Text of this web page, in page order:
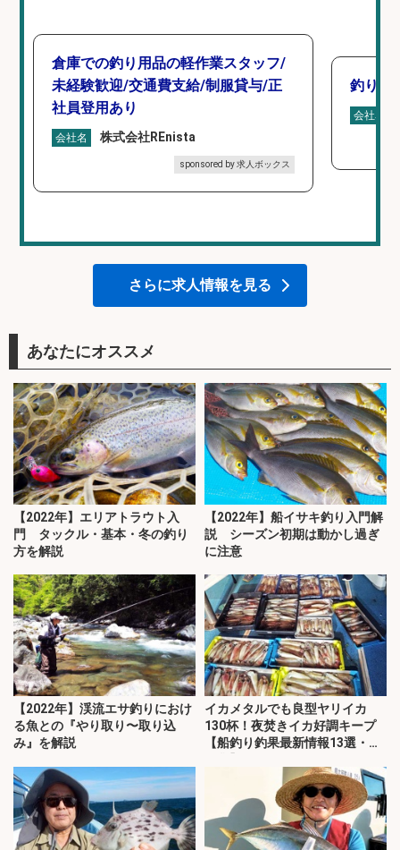
倉庫での釣り用品の軽作業スタッフ/
未経験歓迎/交通費支給/制服貸与/正
社員登用あり
会社名 株式会社REnista
sponsored by 求人ボックス
釣り具
会社名
さらに求人情報を見る
あなたにオススメ
【2022年】エリアトラウト入
門 タックル・基本・冬の釣り
方を解説
【2022年】船イサキ釣り入門解
説 シーズン初期は動かし過ぎ
に注意
【2022年】渓流エサ釣りにおけ
る魚との『やり取り〜取り込
み』を解説
イカメタルでも良型ヤリイカ
130杯！夜焚きイカ好調キープ
【船釣り釣果最新情報13選・玄